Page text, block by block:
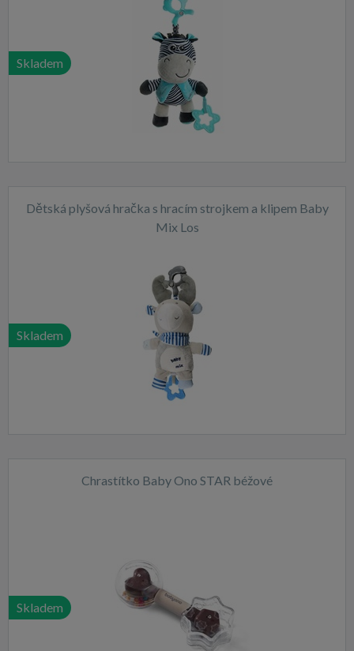
Skladem
Dětská plyšová hračka s hracím strojkem a klipem Baby
Mix Los
Skladem
Chrastítko Baby Ono STAR béžové
Skladem